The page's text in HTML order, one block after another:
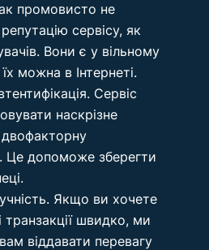
промовисто не
сервісу, як
Вони є у вільному
можна в Інтернеті.
Сервіс
наскрізне
Це допоможе зберегти
Якщо ви хочете
транзакції швидко, ми
віддавати перевагу